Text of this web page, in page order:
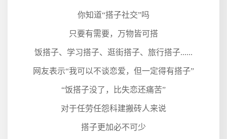
你知道“搭子社交”吗
只要有需要，万物皆可搭
饭搭子、学习搭子、逛街搭子、旅行搭子......
网友表示“我可以不谈恋爱，但一定得有搭子”
“饭搭子没了，比失恋还痛苦”
对于任劳任怨科建搬砖人来说
搭子更加必不可少